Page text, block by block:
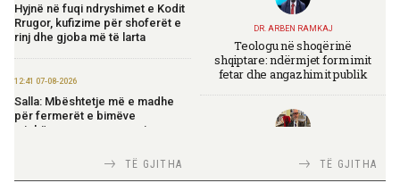
Hyjnë në fuqi ndryshimet e Kodit
Rrugor, kufizime për shoferët e
rinj dhe gjoba më të larta
12:41 07-08-2026
Salla: Mbështetje më e madhe
për fermerët e bimëve
mjekësore nga programi
TË GJITHA
DR. ARBEN RAMKAJ
Teologu në shoqërinë
shqiptare: ndërmjet formimit
fetar dhe angazhimit publik
TIRANA DIPLOMATTË GJITHA